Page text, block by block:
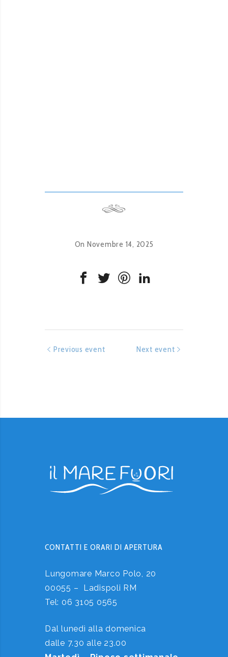
On Novembre 14, 2025
Previous event Next event
CONTATTI E ORARI DI APERTURA
Lungomare Marco Polo, 20
00055 – Ladispoli RM
Tel: 06 3105 0565
Dal lunedì alla domenica
dalle 7.30 alle 23.00